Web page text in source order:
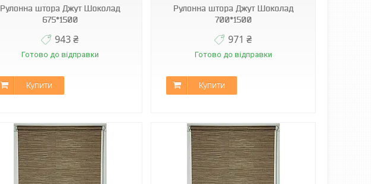
Рулонна штора Джут Шоколад
675*1500
943 ₴
Готово до відправки
Купити
Рулонна штора Джут Шоколад
700*1500
971 ₴
Готово до відправки
Купити